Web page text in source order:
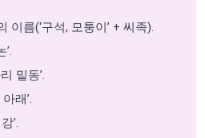
이름(‘구석, 모퉁이’ + 씨족).
밑동’.
래’.
’.